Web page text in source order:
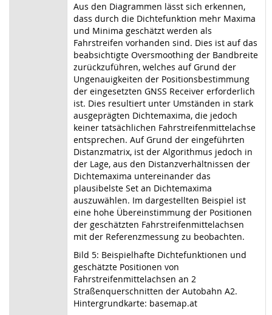
Aus den Diagrammen lässt sich erkennen,
dass durch die Dichtefunktion mehr Maxima
und Minima geschätzt werden als
Fahrstreifen vorhanden sind. Dies ist auf das
beabsichtigte Oversmoothing der Bandbreite
zurückzuführen, welches auf Grund der
Ungenauigkeiten der Positionsbestimmung
der eingesetzten GNSS Receiver erforderlich
ist. Dies resultiert unter Umständen in stark
ausgeprägten Dichtemaxima, die jedoch
keiner tatsächlichen Fahrstreifenmittelachse
entsprechen. Auf Grund der eingeführten
Distanzmatrix, ist der Algorithmus jedoch in
der Lage, aus den Distanzverhältnissen der
Dichtemaxima untereinander das
plausibelste Set an Dichtemaxima
auszuwählen. Im dargestellten Beispiel ist
eine hohe Übereinstimmung der Positionen
der geschätzten Fahrstreifenmittelachsen
mit der Referenzmessung zu beobachten.
Bild 5: Beispielhafte Dichtefunktionen und
geschätzte Positionen von
Fahrstreifenmittelachsen an 2
Straßenquerschnitten der Autobahn A2.
Hintergrundkarte: basemap.at